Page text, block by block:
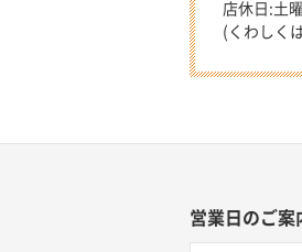
店休日:土
(くわしく
営業日のご案